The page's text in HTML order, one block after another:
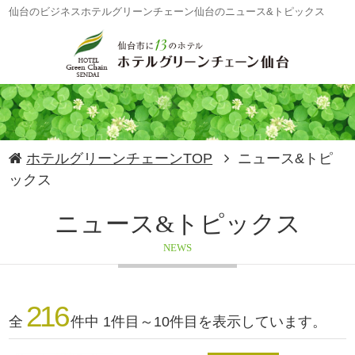
仙台のビジネスホテルグリーンチェーン仙台のニュース&トピックス
ホテルグリーンチェーンTOP
ニュース&トピ
ックス
ニュース&トピックス
NEWS
全 216 件中 1件目～10件目を表示しています。